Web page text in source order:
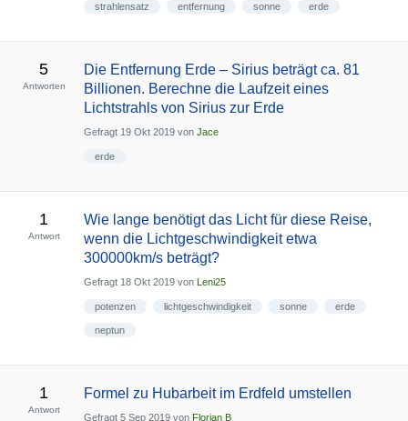
strahlensatz entfernung sonne erde
5
Antworten
Die Entfernung Erde – Sirius beträgt ca. 81
Billionen. Berechne die Laufzeit eines
Lichtstrahls von Sirius zur Erde
Gefragt 19 Okt 2019 von Jace
erde
1
Antwort
Wie lange benötigt das Licht für diese Reise,
wenn die Lichtgeschwindigkeit etwa
300000km/s beträgt?
Gefragt 18 Okt 2019 von Leni25
potenzen lichtgeschwindigkeit sonne erde
neptun
1
Antwort
Formel zu Hubarbeit im Erdfeld umstellen
Gefragt 5 Sep 2019 von Florian B